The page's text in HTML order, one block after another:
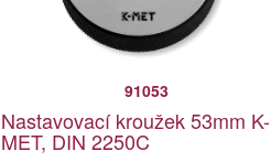
91053
Nastavovací kroužek 53mm K-
MET, DIN 2250C